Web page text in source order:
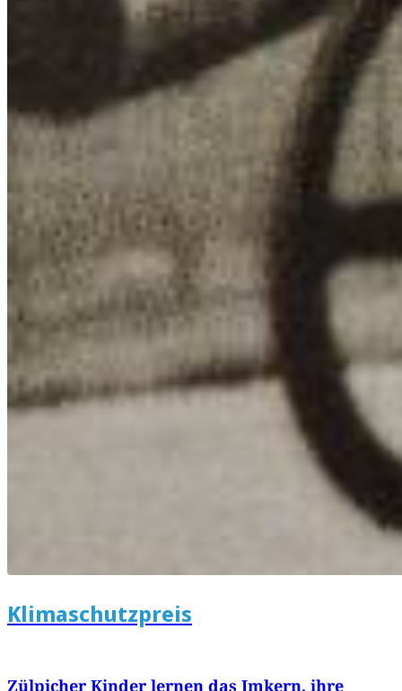
Klimaschutzpreis
Zülpicher Kinder lernen das Imkern, ihre